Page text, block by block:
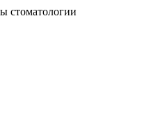
стоматологии